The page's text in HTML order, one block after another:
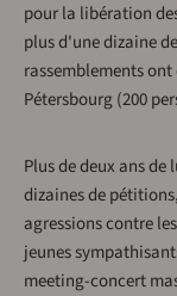
pour la libération
plus d'une dizaine
rassemblements
Pétersbourg (200
Plus de deux ans
dizaines de
agressions contre
jeunes
meeting-concert